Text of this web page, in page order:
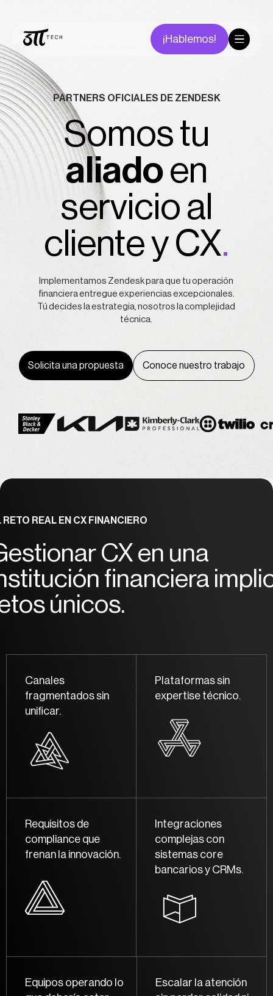
¡Hablemos!
PARTNERS OFICIALES DE ZENDESK
Somos tu
aliadoen
servicio al
cliente y CX.
Implementamos Zendesk para que tu operación
financiera entregue experiencias excepcionales.
Tú decides la estrategia, nosotros la complejidad
técnica.
Solicita una propuesta Conoce nuestro trabajo
RETO REAL EN CX FINANCIERO
CX en una
financiera
únicos.
Canales
fragmentados sin
unificar.
Plataformas sin
expertise técnico.
Requisitos de
compliance que
frenan la innovación.
Integraciones
complejas con
sistemas core
bancarios y CRMs.
Equipos operando lo
Escalar la atención